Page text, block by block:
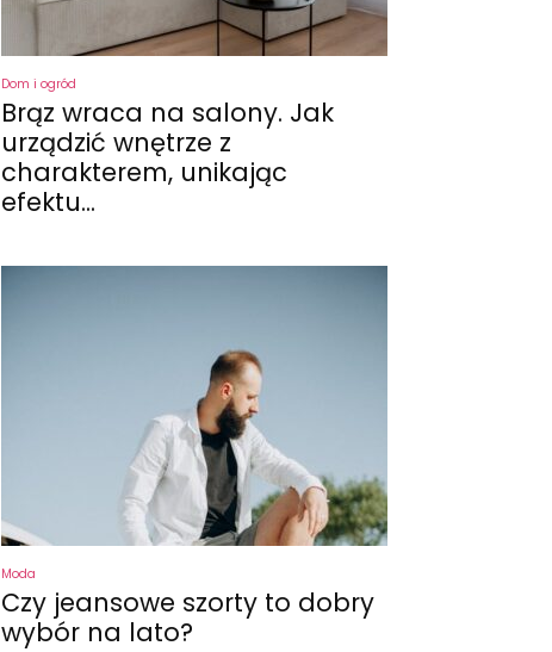
Dom i ogród
Brąz wraca na salony. Jak
urządzić wnętrze z
charakterem, unikając
efektu...
Moda
Czy jeansowe szorty to dobry
wybór na lato?